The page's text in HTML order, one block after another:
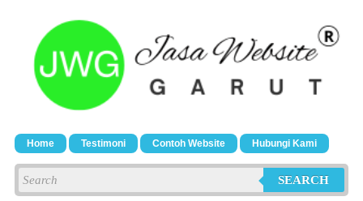
Home Testimoni Contoh Website Hubungi Kami
SEARCH